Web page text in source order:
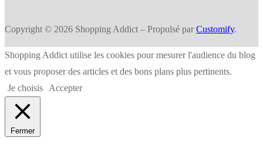
Copyright © 2026 Shopping Addict – Propulsé par Customify.
Shopping Addict utilise les cookies pour mesurer l'audience du blog
et vous proposer des articles et des bons plans plus pertinents.
Je choisis
Accepter
Fermer